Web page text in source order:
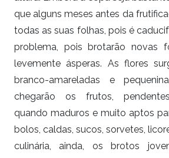
que alguns meses antes da
todas as suas folhas, pois é
problema, pois brotarão novas
levemente ásperas. As flores
branco-amareladas e
chegarão os frutos,
quando maduros e muito aptos
bolos, caldas, sucos, sorvetes,
culinária, ainda, os brotos